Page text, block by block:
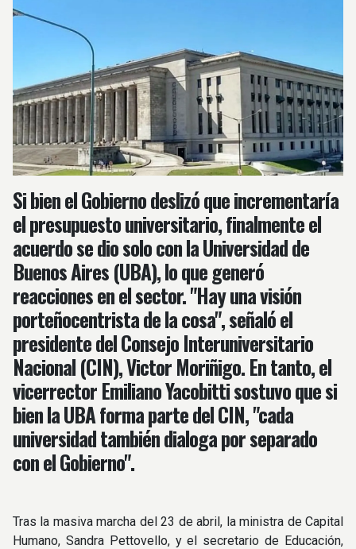
Si bien el Gobierno deslizó que incrementaría
el presupuesto universitario, finalmente el
acuerdo se dio solo con la Universidad de
Buenos Aires (UBA), lo que generó
reacciones en el sector. "Hay una visión
porteñocentrista de la cosa", señaló el
presidente del Consejo Interuniversitario
Nacional (CIN), Victor Moriñigo. En tanto, el
vicerrector Emiliano Yacobitti sostuvo que si
bien la UBA forma parte del CIN, "cada
universidad también dialoga por separado
con el Gobierno".
Tras la masiva marcha del 23 de abril, la ministra de Capital
Humano, Sandra Pettovello, y el secretario de Educación,